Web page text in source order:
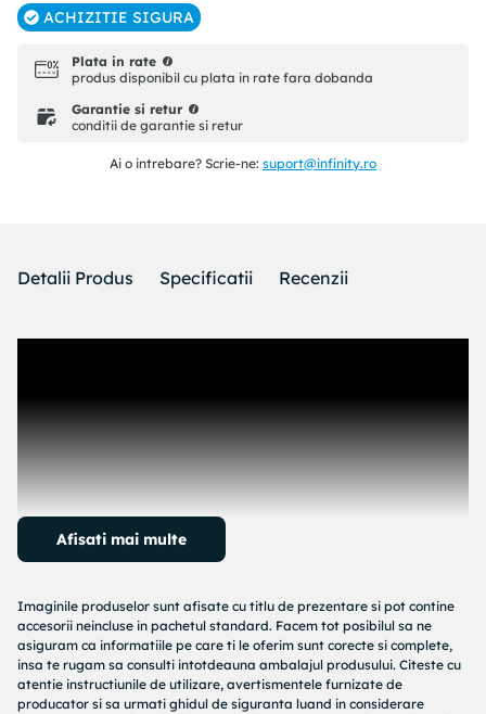
ACHIZITIE SIGURA
Plata in rate
produs disponibil cu plata in rate fara dobanda
Garantie si retur
conditii de garantie si retur
Ai o intrebare? Scrie-ne: suport@infinity.ro
Detalii Produs Specificatii Recenzii
Afisati mai multe
Imaginile produselor sunt afisate cu titlu de prezentare si pot contine
accesorii neincluse in pachetul standard. Facem tot posibilul sa ne
asiguram ca informatiile pe care ti le oferim sunt corecte si complete,
insa te rugam sa consulti intotdeauna ambalajul produsului. Citeste cu
atentie instructiunile de utilizare, avertismentele furnizate de
producator si sa urmati ghidul de siguranta luand in considerare